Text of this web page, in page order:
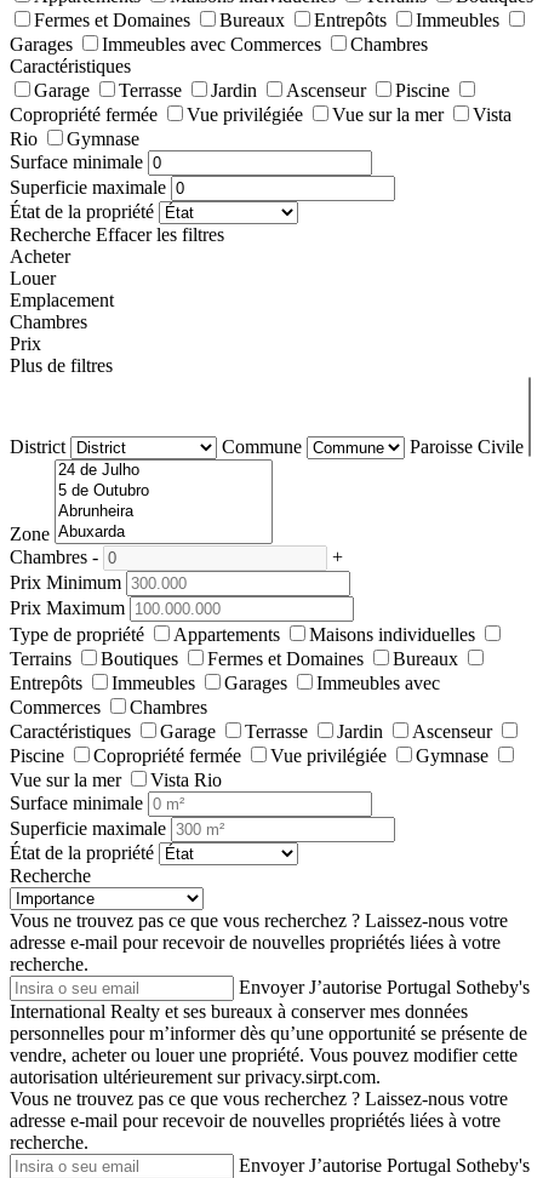
Fermes et Domaines
Bureaux Entrepôts
Immeubles
Garages
Immeubles avec Commerces
Chambres
Caractéristiques
Garage
Terrasse Jardin Ascenseur
Piscine
Copropriété fermée
Vue privilégiée Vue sur la mer
Vista
Rio
Gymnase
Surface minimale
Superficie maximale
État de la propriété
Recherche Effacer les filtres
Acheter
Louer
Emplacement
Chambres
Prix
Plus de filtres
District Commune Paroisse Civile
Zone
Chambres -
+
Prix Minimum
Prix Maximum
Type de propriété
Appartements
Maisons individuelles
Terrains
Boutiques Fermes et Domaines
Bureaux
Entrepôts
Immeubles Garages
Immeubles avec
Commerces
Chambres
Caractéristiques
Garage Terrasse Jardin
Ascenseur
Piscine
Copropriété fermée Vue privilégiée
Gymnase
Vue sur la mer
Vista Rio
Surface minimale
Superficie maximale
État de la propriété
Recherche
Vous ne trouvez pas ce que vous recherchez ? Laissez-nous votre
adresse e-mail pour recevoir de nouvelles propriétés liées à votre
recherche.
Envoyer J’autorise Portugal Sotheby's
International Realty et ses bureaux à conserver mes données
personnelles pour m’informer dès qu’une opportunité se présente de
vendre, acheter ou louer une propriété. Vous pouvez modifier cette
autorisation ultérieurement sur privacy.sirpt.com.
Vous ne trouvez pas ce que vous recherchez ? Laissez-nous votre
adresse e-mail pour recevoir de nouvelles propriétés liées à votre
recherche.
Envoyer J’autorise Portugal Sotheby's